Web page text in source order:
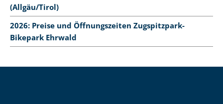
(Allgäu/Tirol)
2026: Preise und Öffnungszeiten Zugspitzpark-
Bikepark Ehrwald